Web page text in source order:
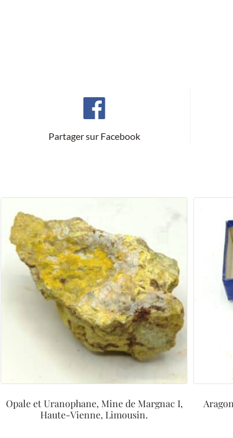
Partager sur Facebook
Opale et Uranophane, Mine de Margnac I,
Haute-Vienne, Limousin.